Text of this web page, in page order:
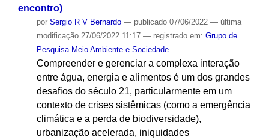
encontro)
por Sergio R V Bernardo — publicado07/06/2022 — última
modificação27/06/2022 11:17 — registrado em: Grupo de
Pesquisa Meio Ambiente e Sociedade
Compreender e gerenciar a complexa interação
entre água, energia e alimentos é um dos grandes
desafios do século 21, particularmente em um
contexto de crises sistêmicas (como a emergência
climática e a perda de biodiversidade),
urbanização acelerada, iniquidades